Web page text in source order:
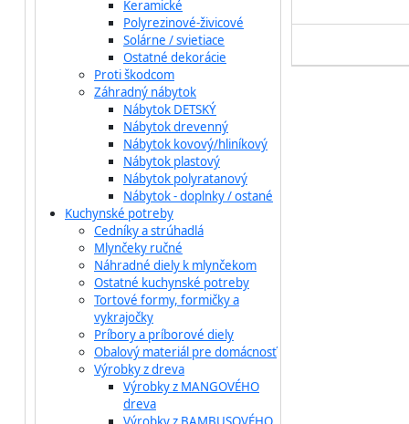
Keramické
Polyrezinové-živicové
Solárne / svietiace
Ostatné dekorácie
Proti škodcom
Záhradný nábytok
Nábytok DETSKÝ
Nábytok drevenný
Nábytok kovový/hliníkový
Nábytok plastový
Nábytok polyratanový
Nábytok - doplnky / ostané
Kuchynské potreby
Cedníky a strúhadlá
Mlynčeky ručné
Náhradné diely k mlynčekom
Ostatné kuchynské potreby
Tortové formy, formičky a
vykrajočky
Príbory a príborové diely
Obalový materiál pre domácnosť
Výrobky z dreva
Výrobky z MANGOVÉHO
dreva